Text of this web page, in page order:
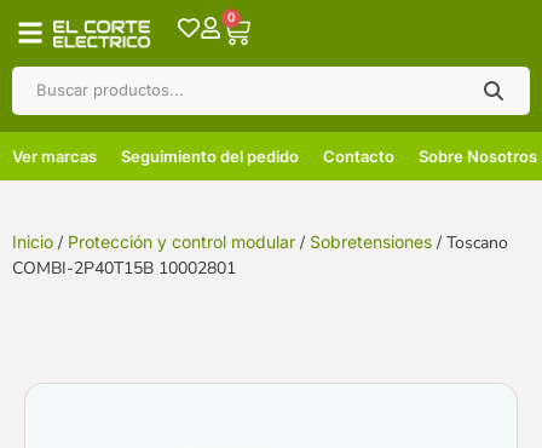
0
Ver marcas Seguimiento del pedido Contacto Sobre Nosotros
Inicio / Protección y control modular / Sobretensiones / Toscano
COMBI-2P40T15B 10002801